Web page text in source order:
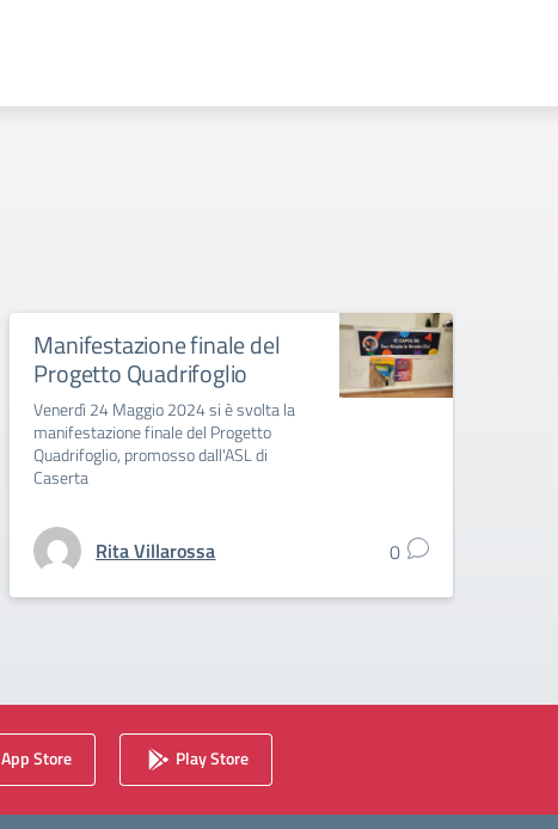
Manifestazione finale del
Progetto Quadrifoglio
Venerdì 24 Maggio 2024 si è svolta la
manifestazione finale del Progetto
Quadrifoglio, promosso dall'ASL di
Caserta
Rita Villarossa 0
App Store Play Store